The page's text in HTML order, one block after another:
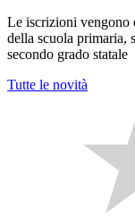
Le iscrizioni vengono
della scuola primaria,
secondo grado statale
Tutte le novità